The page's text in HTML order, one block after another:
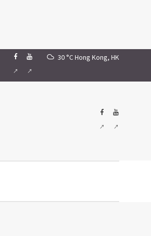
30 °CHong Kong, HK